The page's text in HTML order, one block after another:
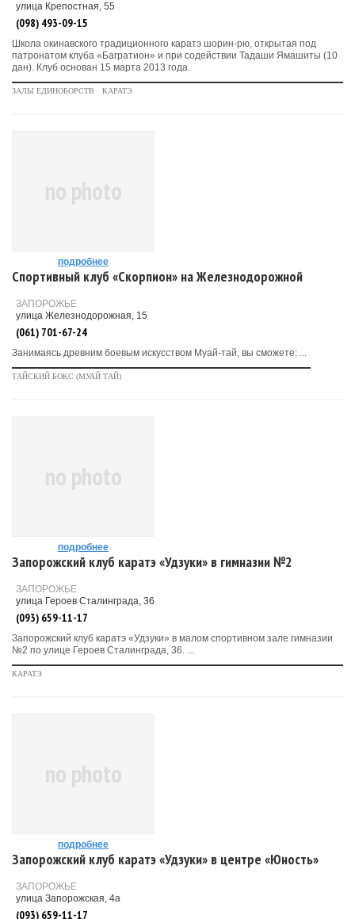
улица Крепостная, 55
(098) 493-09-15
Школа окинавского традиционного каратэ шорин-рю, открытая под
патронатом клуба «Багратион» и при содействии Тадаши Ямашиты (10
дан). Клуб основан 15 марта 2013 года.
ЗАЛЫ ЕДИНОБОРСТВ КАРАТЭ
no photo
подробнее
Спортивный клуб «Скорпион» на Железнодорожной
ЗАПОРОЖЬЕ
улица Железнодорожная, 15
(061) 701-67-24
Занимаясь древним боевым искусством Муай-тай, вы сможете: ...
ТАЙСКИЙ БОКС (МУАЙ ТАЙ)
no photo
подробнее
Запорожский клуб каратэ «Удзуки» в гимназии №2
ЗАПОРОЖЬЕ
улица Героев Сталинграда, 36
(093) 659-11-17
Запорожский клуб каратэ «Удзуки» в малом спортивном зале гимназии
№2 по улице Героев Сталинграда, 36. ...
КАРАТЭ
no photo
подробнее
Запорожский клуб каратэ «Удзуки» в центре «Юность»
ЗАПОРОЖЬЕ
улица Запорожская, 4а
(093) 659-11-17